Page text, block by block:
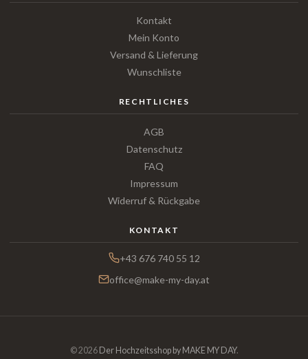
Kontakt
Mein Konto
Versand & Lieferung
Wunschliste
RECHTLICHES
AGB
Datenschutz
FAQ
Impressum
Widerruf & Rückgabe
KONTAKT
+43 676 740 55 12
office@make-my-day.at
© 2026 Der Hochzeitsshop by MAKE MY DAY.